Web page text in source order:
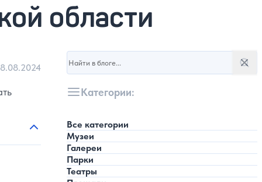
области
Категории:
Все категории
Музеи
Галереи
Парки
Театры